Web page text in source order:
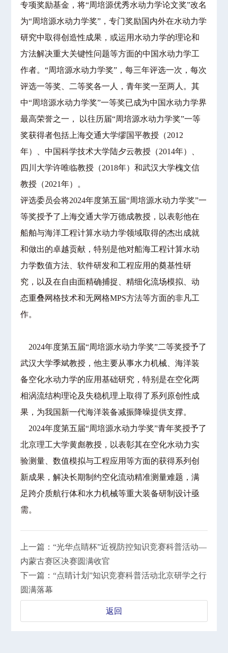
专项奖励基金，将“周培源优秀水动力学论文奖”改名
为“周培源水动力学奖”，专门奖励国内外在水动力学
研究中取得创造性成果，或运用水动力学的理论和
方法解决重大关键性问题等方面的中国水动力学工
作者。“周培源水动力学奖”，每三年评选一次，每次
评选一等奖、二等奖各一人，青年奖一至两人。其
中“周培源水动力学奖”一等奖已成为中国水动力学界
最高荣誉之一， 以往历届“周培源水动力学奖”一等
奖获得者包括上海交通大学缪国平教授（2012
年）、中国科学技术大学陆夕云教授（2014年）、
四川大学许唯临教授（2018年）和武汉大学槐文信
教授（2021年）。
评选委员会将2024年度第五届“周培源水动力学奖”一
等奖授予了上海交通大学万德成教授，以表彰他在
船舶与海洋工程计算水动力学领域取得的杰出成就
和做出的卓越贡献，特别是他对船海工程计算水动
力学数值方法、软件研发和工程应用的奠基性研
究，以及在自由面精确捕捉、精细化流场模拟、动
态重叠网格技术和无网格MPS方法等方面的非凡工
作。
2024年度第五届“周培源水动力学奖”二等奖授予了
武汉大学季斌教授，他主要从事水力机械、海洋装
备空化水动力学的应用基础研究，特别是在空化两
相涡流结构理论及失稳机理上取得了系列原创性成
果，为我国新一代海洋装备减振降噪提供支撑。
2024年度第五届“周培源水动力学奖”青年奖授予了
北京理工大学黄彪教授，以表彰其在空化水动力实
验测量、数值模拟与工程应用等方面的获得系列创
新成果，解决长期制约空化流动精准测量难题，满
足跨介质航行体和水力机械等重大装备研制设计亟
需。
上一篇：“光华点睛杯”近视防控知识竞赛科普活动—
内蒙古赛区决赛圆满收官
下一篇：“点睛计划”知识竞赛科普活动北京研学之行
圆满落幕
返回